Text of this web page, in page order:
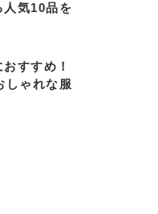
人気10品を
すすめ！
しゃれな服